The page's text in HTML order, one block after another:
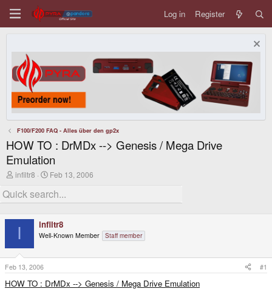
Log in Register
F100/F200 FAQ - Alles über den gp2x
HOW TO : DrMDx --> Genesis / Mega Drive
Emulation
T
r
e
d
a
r
t
e
r
infiltr8
S
a
r
d
a
t
Feb 13, 2006
I infiltr8
Well-Known Member Staff member
Feb 13, 2006 #1
HOW TO : DrMDx --> Genesis / Mega Drive Emulation